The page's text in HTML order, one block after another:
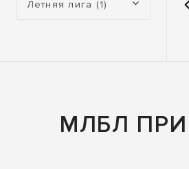
Летняя лига (1)
МЛБЛ